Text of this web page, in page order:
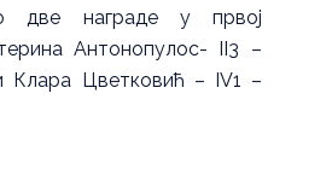
две награде у првој
Антонопулос- II3 –
Клара Цветковић – IV1 –